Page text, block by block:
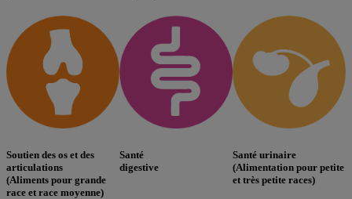
Soutien des os et des
articulations
(Aliments pour grande
race et race moyenne)
Santé
digestive
Santé urinaire
(Alimentation pour petite
et très petite races)